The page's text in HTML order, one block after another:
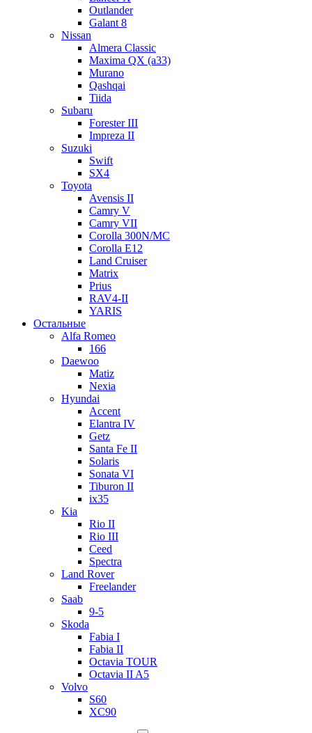
Outlander
Galant 8
Nissan
Almera Classic
Maxima QX (a33)
Murano
Qashqai
Tiida
Subaru
Forester III
Impreza II
Suzuki
Swift
SX4
Toyota
Avensis II
Camry V
Camry VII
Corolla 300N/MC
Corolla E12
Land Cruiser
Matrix
Prius
RAV4-II
YARIS
Остальные
Alfa Romeo
166
Daewoo
Matiz
Nexia
Hyundai
Accent
Elantra IV
Getz
Santa Fe II
Solaris
Sonata VI
Tiburon II
ix35
Kia
Rio II
Rio III
Ceed
Spectra
Land Rover
Freelander
Saab
9-5
Skoda
Fabia I
Fabia II
Octavia TOUR
Octavia II A5
Volvo
S60
XC90